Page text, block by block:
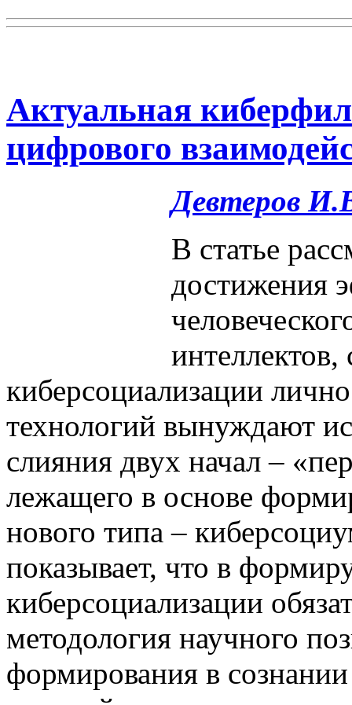
Актуальная
цифрового
Девтеров
В статье
достижения
интеллектов,
киберсоциализации
технологий вынуждают
слияния двух начал –
лежащего в основе
нового типа –
показывает, что в
киберсоциализации
методология научного
формирования в